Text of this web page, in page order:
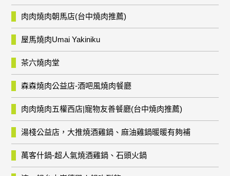
肉肉燒肉朝馬店(台中燒肉推薦)
屋馬燒肉Umai Yakiniku
茶六燒肉堂
森森燒肉公益店-酒吧風燒肉餐廳
肉肉燒肉五權西店|寵物友善餐廳(台中燒肉推薦)
湯棧公益店，大推燒酒雞鍋、麻油雞鍋暖暖有夠補
萬客什鍋-超人氣燒酒雞鍋、石頭火鍋